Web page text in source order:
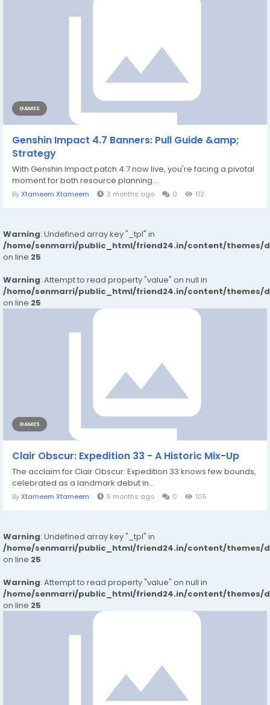
GAMES
Genshin Impact 4.7 Banners: Pull Guide &amp;
Strategy
With Genshin Impact patch 4.7 now live, you're facing a pivotal
moment for both resource planning...
ByXtameem Xtameem 3 months ago 0 112
Warning: Undefined array key "_tpl" in
/home/senmarri/public_html/friend24.in/content/themes/
on line 25
Warning: Attempt to read property "value" on null in
/home/senmarri/public_html/friend24.in/content/themes/
on line 25
GAMES
Clair Obscur: Expedition 33 - A Historic Mix-Up
The acclaim for Clair Obscur: Expedition 33 knows few bounds,
celebrated as a landmark debut in...
ByXtameem Xtameem 5 months ago 0 105
Warning: Undefined array key "_tpl" in
/home/senmarri/public_html/friend24.in/content/themes/
on line 25
Warning: Attempt to read property "value" on null in
/home/senmarri/public_html/friend24.in/content/themes/
on line 25